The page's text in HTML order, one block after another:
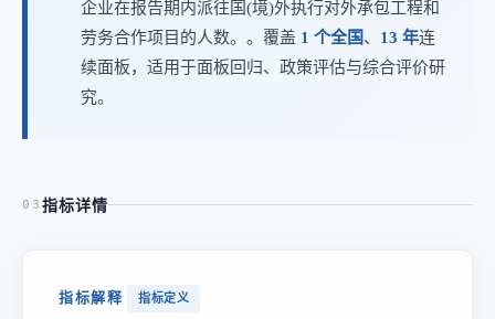
企业在报告期内派往国(境)外执行对外承包工程和
劳务合作项目的人数。。覆盖 1 个全国、 13 年连
续面板，适用于面板回归、政策评估与综合评价研
究。
03 指标详情
指标解释 指标定义